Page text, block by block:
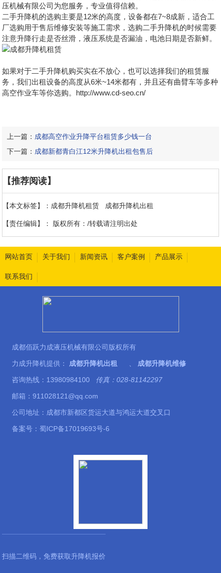
压机械有限公司为您服务，专业值得信赖。
二手升降机的选购主要是12米的高度，设备都在7~8成新，适合工
厂选购用于售后维修安装等施工需求，选购二手升降机的时候需要
注意升降行走是否丝滑，液压系统是否漏油，电池日期是否新鲜。
如果对于二手升降机购买实在不放心，也可以选择我们的租赁服
务，我们出租设备的高度从6米~14米都有，并且还有曲臂车等多种
高空作业车等你选购。http://www.cd-seo.cn/
上一篇： 成都高空作业升降平台租赁多少钱一台
下一篇： 成都新都青白江12米升降机出租包售后
【推荐阅读】
【本文标签】： 成都升降机租赁 成都升降机出租
【责任编辑】： 版权所有：/转载请注明出处
网站首页 关于我们 新闻资讯 客户案例 产品展示
联系我们
成都佰跃力成液压机械有限公司版权所有
力成升降机提供： 成都升降机出租 成都升降机维修
咨询热线：13980984100 传真：028-81142297
邮箱：911028121@qq.com
公司地址：成都市新都区货运大道与鸿运大道交叉口
备案号：蜀ICP备17019693号-6
扫描二维码，免费获取升降机报价